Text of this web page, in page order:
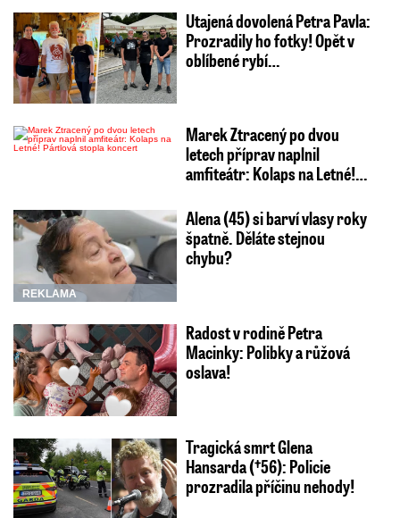
Utajená dovolená Petra Pavla:
Prozradily ho fotky! Opět v
oblíbené rybí…
Marek Ztracený po dvou
letech příprav naplnil
amfiteátr: Kolaps na Letné!…
REKLAMA
Alena (45) si barví vlasy roky
špatně. Děláte stejnou
chybu?
Radost v rodině Petra
Macinky: Polibky a růžová
oslava!
Tragická smrt Glena
Hansarda (†56): Policie
prozradila příčinu nehody!